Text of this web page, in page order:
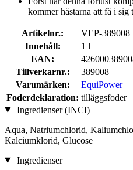
kommer hästarna att få i
Artikelnr.:
VEP-389008
Innehåll:
1 l
EAN:
Tillverkarnr.:
389008
Varumärken:
EquiPower
Foderdeklaration: tilläggsfoder
Ingredienser (INCI)
Aqua, Natriumchlorid,
Kalciumklorid, Glucose
Ingredienser